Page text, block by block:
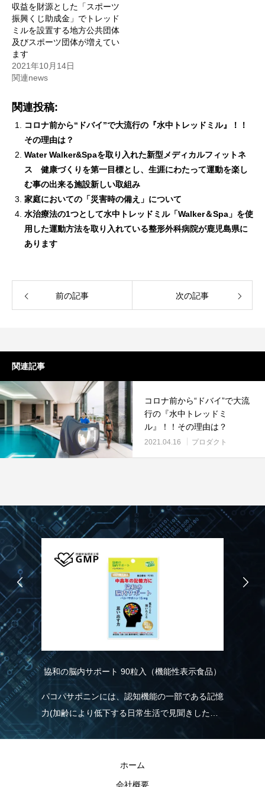
収益を財源とした「スポーツ
振興くじ助成金」でトレッド
ミルを設置する地方公共団体
及びスポーツ団体が増えてい
ます
2021年10月14日
関連news
関連投稿:
コロナ前から“ドバイ”で大流行の『水中トレッドミル』！！
その理由は？
Water Walker&Spaを取り入れた新型メディカルフィットネ
ス 健康づくりを第一目標とし、生涯にわたって運動を楽し
む事の出来る施設新しい取組み
家庭においての「災害時の備え」について
水治療法の1つとして水中トレッドミル「Walker＆Spa」を使
用した運動方法を取り入れている整形外科病院が鹿児島県に
あります
前の記事 次の記事
関連記事
コロナ前から“ドバイ”で大流
行の『水中トレッドミ
ル』！！その理由は？
2021.04.16 プロダクト
協和の脳内サポート 90粒入（機能性表示食品）
パコパサポニンには、認知機能の一部である記憶
力(加齢により低下する日常生活で見聞きした情
報を覚え、思い出す力)を維持する機能があるこ
ホーム
会社概要